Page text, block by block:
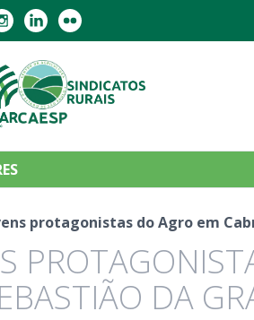
protagonistas do Agro em
DA